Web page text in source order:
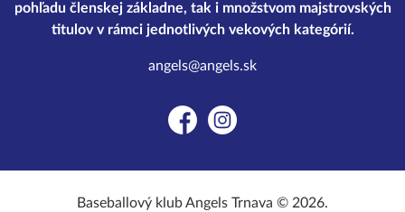
pohľadu členskej základne, tak i množstvom majstrovských
titulov v rámci jednotlivých vekových kategórií.
angels@angels.sk
FacebookInstagram
Baseballový klub Angels Trnava © 2026.